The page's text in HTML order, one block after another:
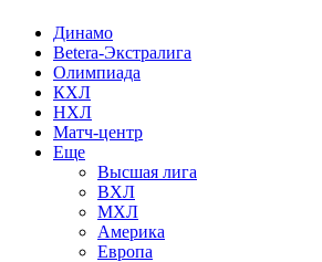
Динамо
Betera-Экстралига
Олимпиада
КХЛ
НХЛ
Матч-центр
Еще
Высшая лига
ВХЛ
МХЛ
Америка
Европа